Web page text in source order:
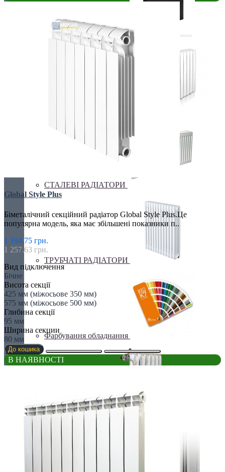
ЕЛЕКТРО РАДІАТОРИ
СТАЛЕВІ РАДІАТОРИ
ТРУБЧАТІ РАДІАТОРИ
Фарбування обладнання
Чавунні радіатори
Global Style Plus
Біметалічний секційний радіатор Global Style Plus.Це
популярна модель, яка має збільшені показники п..
1 194.75 грн.
1 257.63 грн.
Вид підключення
Бічне
Висота секції
425 мм (міжосьове 350 мм)
575 мм (міжосьове 500 мм)
Глибина секції
95 мм
Ширина секции
80 мм
До кошика
В НАЯВНОСТІ